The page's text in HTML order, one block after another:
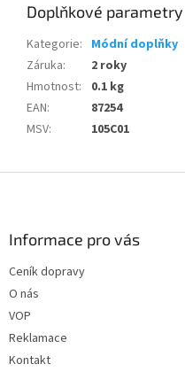
Doplňkové parametry
Kategorie: Módní doplňky
Záruka:
2 roky
Hmotnost:
0.1 kg
EAN:
87254
MSV: 105C01
Informace pro vás
Ceník dopravy
O nás
VOP
Reklamace
Kontakt